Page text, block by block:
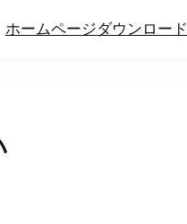
ホームページダウンロード